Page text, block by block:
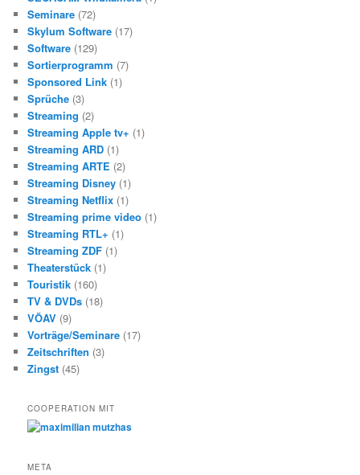
Seminare (72)
Skylum Software (17)
Software (129)
Sortierprogramm (7)
Sponsored Link (1)
Sprüche (3)
Streaming (2)
Streaming Apple tv+ (1)
Streaming ARD (1)
Streaming ARTE (2)
Streaming Disney (1)
Streaming Netflix (1)
Streaming prime video (1)
Streaming RTL+ (1)
Streaming ZDF (1)
Theaterstück (1)
Touristik (160)
TV & DVDs (18)
VÖAV (9)
Vorträge/Seminare (17)
Zeitschriften (3)
Zingst (45)
COOPERATION MIT
META